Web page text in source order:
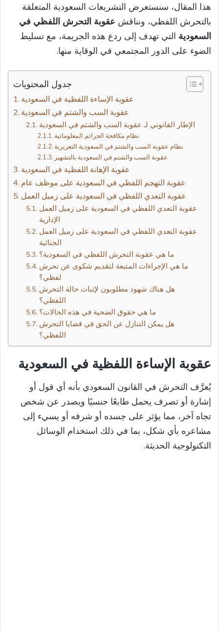
هذا المقال، سنستعرض التشريعات السعودية المتعلقة
بالتحرش اللفظي، ونناقش عقوبة التحرش اللفظي في
السعودية التي تهدف إلى ردع هذه الجريمة، مع تسليط
الضوء على الدور المجتمعي في الوقاية منها.
جدول المحتويات
عقوبة الإساءة اللفظية في السعودية
عقوبة السب والشتم في السعودية
الإطار القانوني لـ عقوبة السب والشتم في السعودية
نظام مكافحة الجرائم المعلوماتية
نظام عقوبة السب والشتم في السعودية التعزيرية
عقوبة السب والشتم في السعودية بالتشهير
عقوبة الإهانة اللفظية في السعودية
عقوبة التهجم اللفظي في السعودية على موظف عام
عقوبة التعدي اللفظي في السعودية على زميل العمل
عقوبة التعدي اللفظي في السعودية على زميل العمل
الإدارية
عقوبة التعدي اللفظي في السعودية على زميل العمل
الجنائية
ما هي عقوبة التحرش اللفظي في السعودية؟
ما هي الإجراءات المتبعة لتقديم شكوى عن تحرش
لفظي؟
هل هناك شهود مطلوبون لإثبات حالة التحرش
اللفظي؟
ما هي حقوق الضحية في هذه الحالات؟
هل يمكن التنازل عن الحق في قضايا التحرش
اللفظي؟
عقوبة الإساءة اللفظية في السعودية
يُعرَّف التحرش في القانون السعودي بأنه أي قول أو
إشارة أو تصرف يحمل طابعًا جنسيًا ويصدر عن شخص
تجاه آخر، مما يؤثر على جسده أو شرفه أو يسيء إلى
مشاعره بأي شكل، بما في ذلك استخدام الوسائل
التكنولوجية الحديثة.